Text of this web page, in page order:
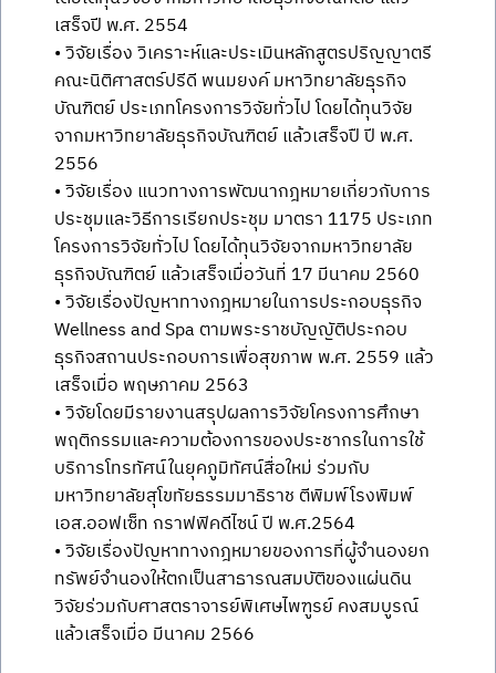
เสร็จปี พ.ศ. 2554
• วิจัยเรื่อง วิเคราะห์และประเมินหลักสูตรปริญญาตรี
คณะนิติศาสตร์ปรีดี พนมยงค์ มหาวิทยาลัยธุรกิจ
บัณฑิตย์ ประเภทโครงการวิจัยทั่วไป โดยได้ทุนวิจัย
จากมหาวิทยาลัยธุรกิจบัณฑิตย์ แล้วเสร็จปื ปี พ.ศ.
2556
• วิจัยเรื่อง แนวทางการพัฒนากฎหมายเกี่ยวกับการ
ประชุมและวิธีการเรียกประชุม มาตรา 1175 ประเภท
โครงการวิจัยทั่วไป โดยได้ทุนวิจัยจากมหาวิทยาลัย
ธุรกิจบัณฑิตย์ แล้วเสร็จเมื่อวันที่ 17 มีนาคม 2560
• วิจัยเรื่องปัญหาทางกฎหมายในการประกอบธุรกิจ
Wellness and Spa ตามพระราชบัญญัติประกอบ
ธุรกิจสถานประกอบการเพื่อสุขภาพ พ.ศ. 2559 แล้ว
เสร็จเมื่อ พฤษภาคม 2563
• วิจัยโดยมีรายงานสรุปผลการวิจัยโครงการศึกษา
พฤติกรรมและความต้องการของประชากรในการใช้
บริการโทรทัศน์ในยุคภูมิทัศน์สื่อใหม่ ร่วมกับ
มหาวิทยาลัยสุโขทัยธรรมมาธิราช ตีพิมพ์โรงพิมพ์
เอส.ออฟเซ็ท กราฟฟิคดีไซน์ ปี พ.ศ.2564
• วิจัยเรื่องปัญหาทางกฎหมายของการที่ผู้จำนองยก
ทรัพย์จำนองให้ตกเป็นสาธารณสมบัติของแผ่นดิน
วิจัยร่วมกับศาสตราจารย์พิเศษไพฑูรย์ คงสมบูรณ์
แล้วเสร็จเมื่อ มีนาคม 2566